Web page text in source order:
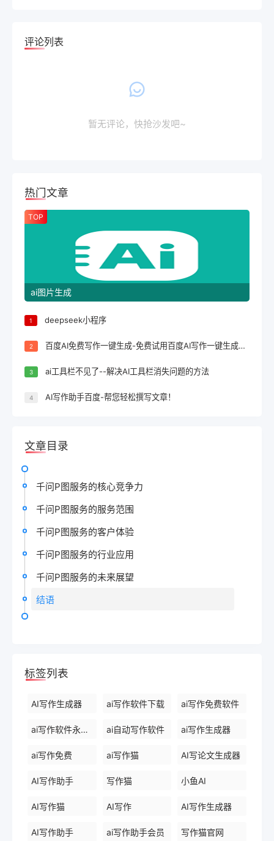
评论列表
暂无评论，快抢沙发吧~
热门文章
TOP
ai图片生成
1 deepseek小程序
2 百度AI免费写作一键生成-免费试用百度AI写作一键生成，轻松完成文案创作！
3 ai工具栏不见了--解决AI工具栏消失问题的方法
4 AI写作助手百度-帮您轻松撰写文章！
文章目录
千问P图服务的核心竞争力
千问P图服务的服务范围
千问P图服务的客户体验
千问P图服务的行业应用
千问P图服务的未来展望
结语
标签列表
AI写作生成器 ai写作软件下载 ai写作免费软件
ai写作软件永久免费版 ai自动写作软件 ai写作生成器
ai写作免费 ai写作猫 AI写论文生成器
AI写作助手 写作猫 小鱼AI
AI写作猫 AI写作 AI写作生成器
AI写作助手 ai写作助手会员 写作猫官网